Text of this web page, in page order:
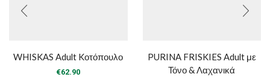
WHISKAS Adult Kοτόπουλο
€62.90
PURINA FRISKIES Adult με
Τόνο & Λαχανικά